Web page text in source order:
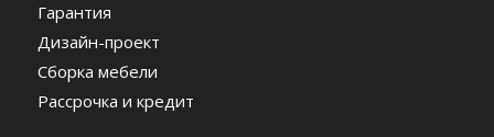
Гарантия
Дизайн-проект
Сборка мебели
Рассрочка и кредит